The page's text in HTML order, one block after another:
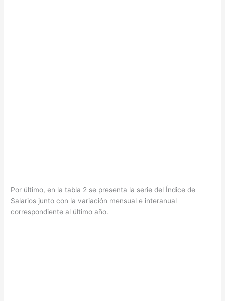
Por último, en la tabla 2 se presenta la serie del Índice de
Salarios junto con la variación mensual e interanual
correspondiente al último año.